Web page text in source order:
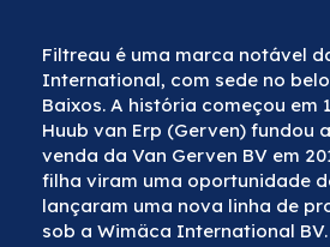
Filtreau é uma marca notável
International, com sede no
Baixos. A história começou em
Huub van Erp (Gerven) fundou
venda da Van Gerven BV em
filha viram uma oportunidade
lançaram uma nova linha de
sob a Wimäca International BV.